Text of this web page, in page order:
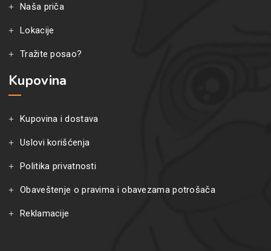
Naša priča
Lokacije
Tražite posao?
Kupovina
Kupovina i dostava
Uslovi korišćenja
Politika privatnosti
Obaveštenje o pravima i obavezama potrošača
Reklamacije